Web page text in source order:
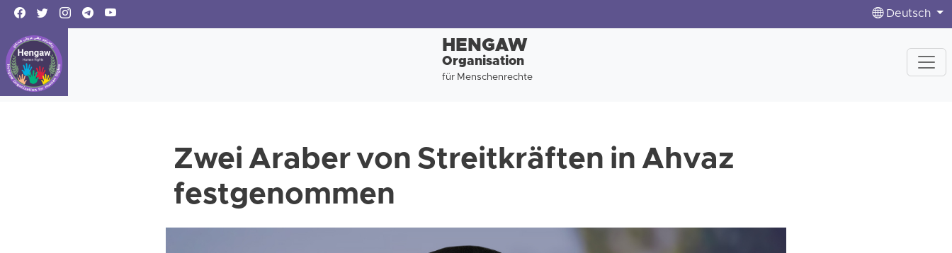
Deutsch
HENGAW
Organisation
für Menschenrechte
Zwei Araber von Streitkräften in Ahvaz
festgenommen